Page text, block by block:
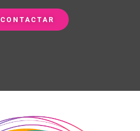
CONTACTAR